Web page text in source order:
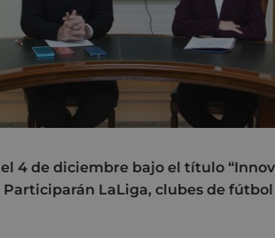
4 de diciembre bajo el título
LaLiga, clubes de